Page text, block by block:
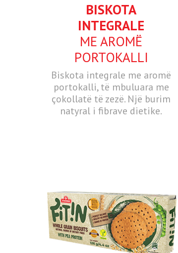
BISKOTA
INTEGRALE
ME AROMË
PORTOKALLI
Biskota integrale me aromë
portokalli, të mbuluara me
çokollatë të zezë. Një burim
natyral i fibrave dietike.